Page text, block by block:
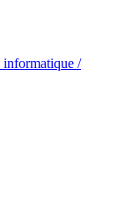
informatique /